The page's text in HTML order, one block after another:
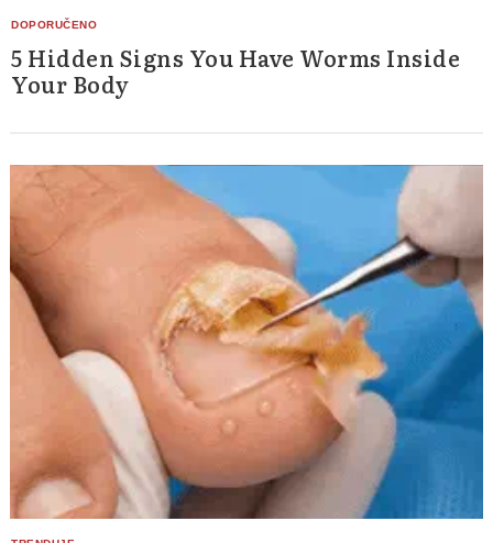
5 Hidden Signs You Have Worms Inside
Your Body